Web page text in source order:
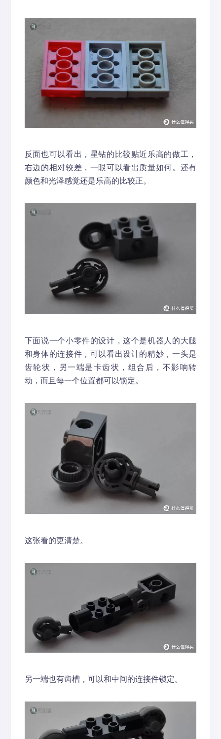
反面也可以看出，星钻的比较贴近乐高的做工，
右边的相对较差，一眼可以看出质量如何。还有
颜色和光泽感觉还是乐高的比较正。
下面说一个小零件的设计，这个是机器人的大腿
和身体的连接件，可以看出设计的精妙，一头是
齿轮状，另一端是卡齿状，组合后，不影响转
动，而且每一个位置都可以锁定。
这张看的更清楚。
另一端也有齿槽，可以和中间的连接件锁定。